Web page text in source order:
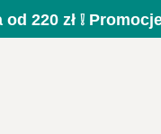
220 zł ❕